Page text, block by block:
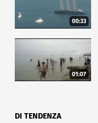
00:33
01:07
DI TENDENZA